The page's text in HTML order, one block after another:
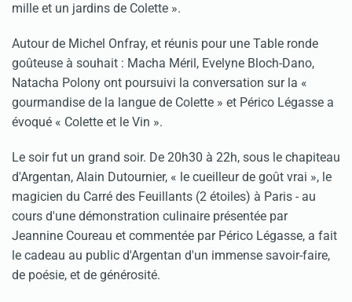
mille et un jardins de Colette ».
Autour de Michel Onfray, et réunis pour une Table ronde
goûteuse à souhait : Macha Méril, Evelyne Bloch-Dano,
Natacha Polony ont poursuivi la conversation sur la «
gourmandise de la langue de Colette » et Périco Légasse a
évoqué « Colette et le Vin ».
Le soir fut un grand soir. De 20h30 à 22h, sous le chapiteau
d'Argentan, Alain Dutournier, « le cueilleur de goût vrai », le
magicien du Carré des Feuillants (2 étoiles) à Paris - au
cours d'une démonstration culinaire présentée par
Jeannine Coureau et commentée par Périco Légasse, a fait
le cadeau au public d'Argentan d'un immense savoir-faire,
de poésie, et de générosité.